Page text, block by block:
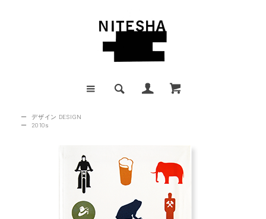
ー
デザイン DESIGN
ー
2010s